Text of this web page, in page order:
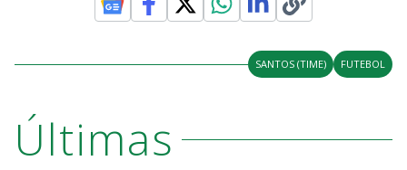
SANTOS (TIME) FUTEBOL
Últimas